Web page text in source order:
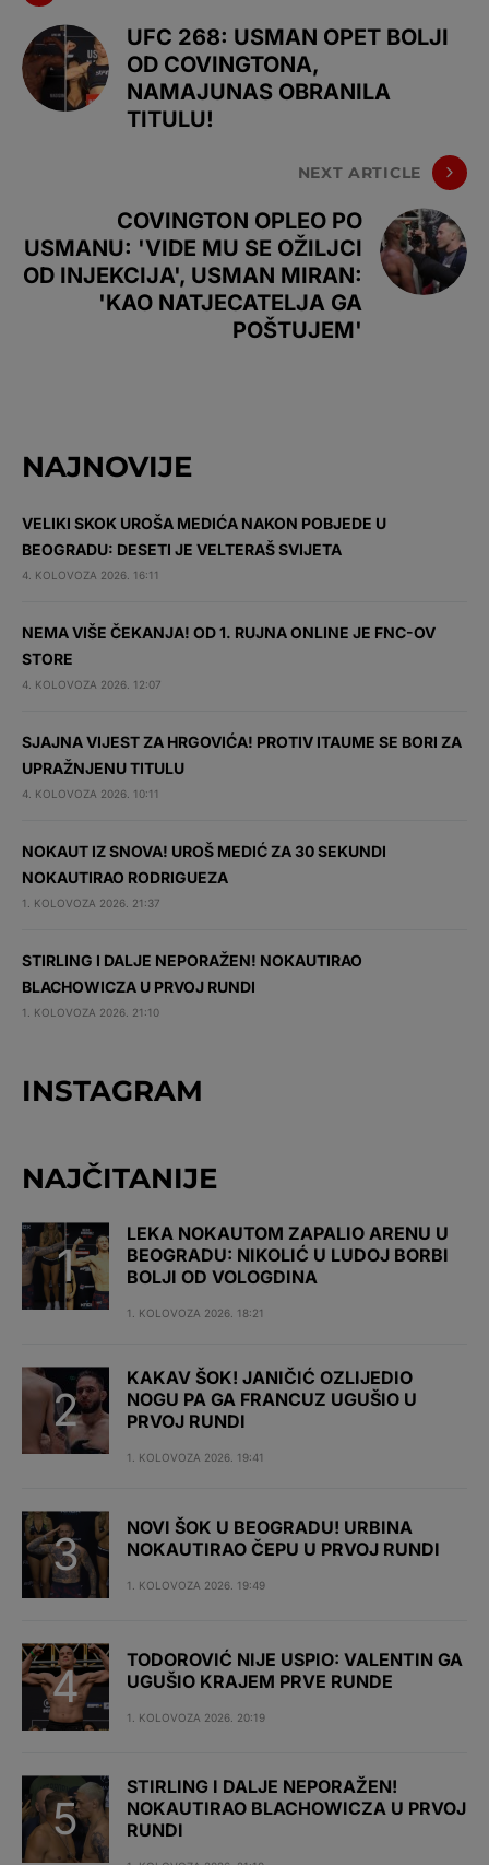
UFC 268: USMAN OPET BOLJI
OD COVINGTONA,
NAMAJUNAS OBRANILA
TITULU!
NEXT ARTICLE
COVINGTON OPLEO PO
USMANU: 'VIDE MU SE OŽILJCI
OD INJEKCIJA', USMAN MIRAN:
'KAO NATJECATELJA GA
POŠTUJEM'
NAJNOVIJE
VELIKI SKOK UROŠA MEDIĆA NAKON POBJEDE U
BEOGRADU: DESETI JE VELTERAŠ SVIJETA
4. KOLOVOZA 2026. 16:11
NEMA VIŠE ČEKANJA! OD 1. RUJNA ONLINE JE FNC-OV
STORE
4. KOLOVOZA 2026. 12:07
SJAJNA VIJEST ZA HRGOVIĆA! PROTIV ITAUME SE BORI ZA
UPRAŽNJENU TITULU
4. KOLOVOZA 2026. 10:11
NOKAUT IZ SNOVA! UROŠ MEDIĆ ZA 30 SEKUNDI
NOKAUTIRAO RODRIGUEZA
1. KOLOVOZA 2026. 21:37
STIRLING I DALJE NEPORAŽEN! NOKAUTIRAO
BLACHOWICZA U PRVOJ RUNDI
1. KOLOVOZA 2026. 21:10
INSTAGRAM
NAJČITANIJE
LEKA NOKAUTOM ZAPALIO ARENU U
BEOGRADU: NIKOLIĆ U LUDOJ BORBI
BOLJI OD VOLOGDINA
1. KOLOVOZA 2026. 18:21
KAKAV ŠOK! JANIČIĆ OZLIJEDIO
NOGU PA GA FRANCUZ UGUŠIO U
PRVOJ RUNDI
1. KOLOVOZA 2026. 19:41
NOVI ŠOK U BEOGRADU! URBINA
NOKAUTIRAO ČEPU U PRVOJ RUNDI
1. KOLOVOZA 2026. 19:49
TODOROVIĆ NIJE USPIO: VALENTIN GA
UGUŠIO KRAJEM PRVE RUNDE
1. KOLOVOZA 2026. 20:19
STIRLING I DALJE NEPORAŽEN!
NOKAUTIRAO BLACHOWICZA U PRVOJ
RUNDI